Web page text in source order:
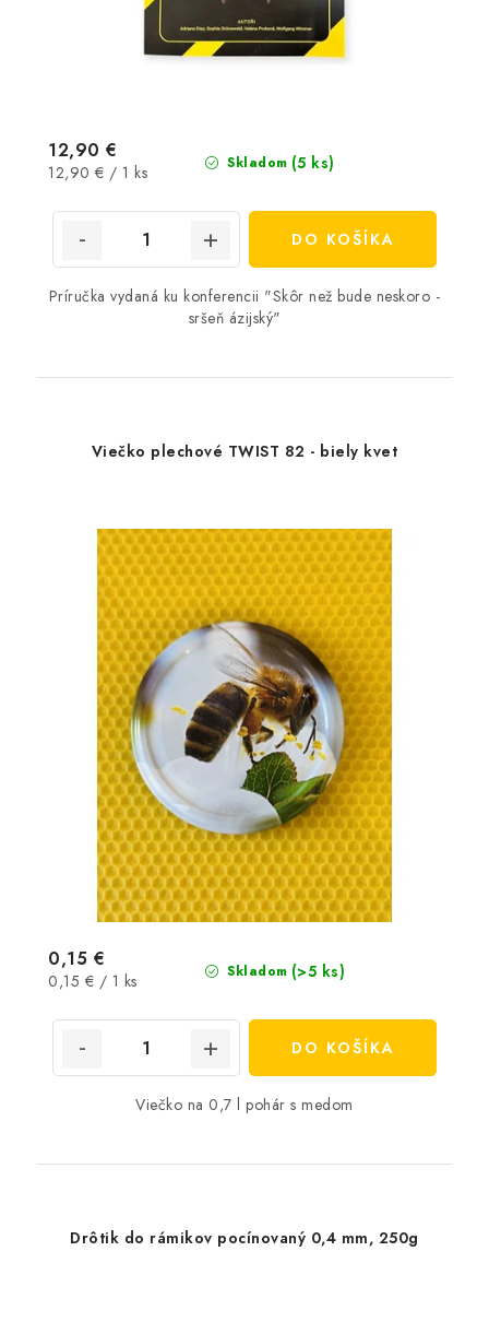
Skladom (5 ks)
12,90 €
Jednotková
12,90 € / 1 ks
DO KOŠÍKA
Príručka vydaná ku konferencii "Skôr než bude neskoro -
sršeň ázijský"
Viečko plechové TWIST 82 - biely kvet
Skladom (>5 ks)
0,15 €
Jednotková
0,15 € / 1 ks
DO KOŠÍKA
Viečko na 0,7 l pohár s medom
Drôtik do rámikov pocínovaný 0,4 mm, 250g